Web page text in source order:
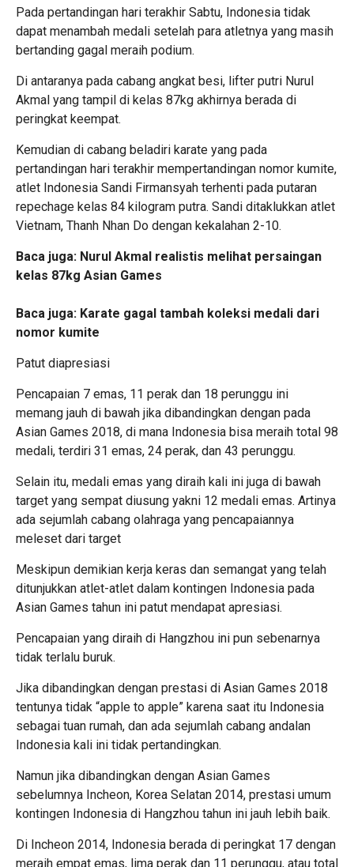
Pada pertandingan hari terakhir Sabtu, Indonesia tidak
dapat menambah medali setelah para atletnya yang masih
bertanding gagal meraih podium.
Di antaranya pada cabang angkat besi, lifter putri Nurul
Akmal yang tampil di kelas 87kg akhirnya berada di
peringkat keempat.
Kemudian di cabang beladiri karate yang pada
pertandingan hari terakhir mempertandingan nomor kumite,
atlet Indonesia Sandi Firmansyah terhenti pada putaran
repechage kelas 84 kilogram putra. Sandi ditaklukkan atlet
Vietnam, Thanh Nhan Do dengan kekalahan 2-10.
Baca juga: Nurul Akmal realistis melihat persaingan
kelas 87kg Asian Games
Baca juga: Karate gagal tambah koleksi medali dari
nomor kumite
Patut diapresiasi
Pencapaian 7 emas, 11 perak dan 18 perunggu ini
memang jauh di bawah jika dibandingkan dengan pada
Asian Games 2018, di mana Indonesia bisa meraih total 98
medali, terdiri 31 emas, 24 perak, dan 43 perunggu.
Selain itu, medali emas yang diraih kali ini juga di bawah
target yang sempat diusung yakni 12 medali emas. Artinya
ada sejumlah cabang olahraga yang pencapaiannya
meleset dari target
Meskipun demikian kerja keras dan semangat yang telah
ditunjukkan atlet-atlet dalam kontingen Indonesia pada
Asian Games tahun ini patut mendapat apresiasi.
Pencapaian yang diraih di Hangzhou ini pun sebenarnya
tidak terlalu buruk.
Jika dibandingkan dengan prestasi di Asian Games 2018
tentunya tidak “apple to apple” karena saat itu Indonesia
sebagai tuan rumah, dan ada sejumlah cabang andalan
Indonesia kali ini tidak pertandingkan.
Namun jika dibandingkan dengan Asian Games
sebelumnya Incheon, Korea Selatan 2014, prestasi umum
kontingen Indonesia di Hangzhou tahun ini jauh lebih baik.
Di Incheon 2014, Indonesia berada di peringkat 17 dengan
meraih empat emas, lima perak dan 11 perunggu, atau total